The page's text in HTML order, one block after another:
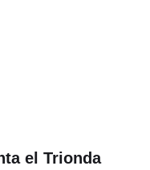
el Trionda